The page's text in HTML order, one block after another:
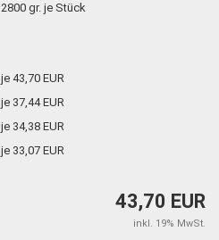
2800 gr. je Stück
je 43,70 EUR
je 37,44 EUR
je 34,38 EUR
je 33,07 EUR
43,70 EUR
inkl. 19% MwSt.